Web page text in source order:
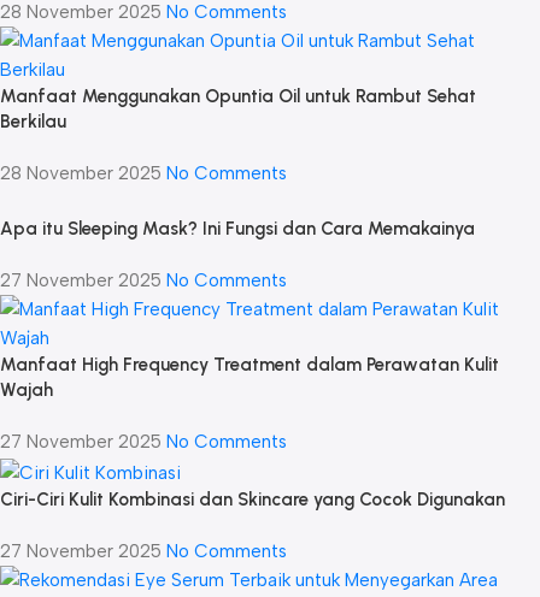
28 November 2025 No Comments
Manfaat Menggunakan Opuntia Oil untuk Rambut Sehat
Berkilau
28 November 2025 No Comments
Apa itu Sleeping Mask? Ini Fungsi dan Cara Memakainya
27 November 2025 No Comments
Manfaat High Frequency Treatment dalam Perawatan Kulit
Wajah
27 November 2025 No Comments
Ciri-Ciri Kulit Kombinasi dan Skincare yang Cocok Digunakan
27 November 2025 No Comments